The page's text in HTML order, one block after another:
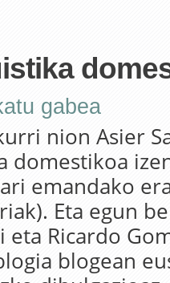
gabea
nion Asier
domestikoa
emandako
Eta egun
eta Ricardo
blogean